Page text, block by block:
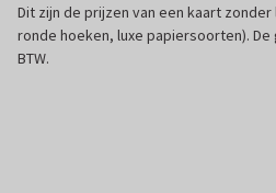
Dit zijn de prijzen van een kaart
ronde hoeken, luxe papiersoorten).
BTW.